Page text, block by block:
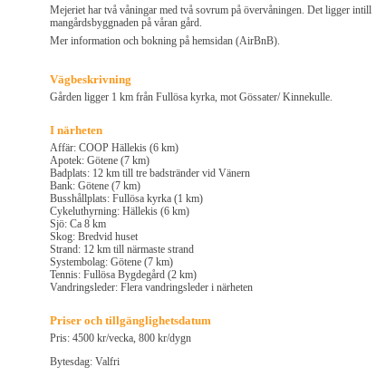
Mejeriet har två våningar med två sovrum på övervåningen. Det ligger intill
mangårdsbyggnaden på våran gård.
Mer information och bokning på hemsidan (AirBnB).
Vägbeskrivning
Gården ligger 1 km från Fullösa kyrka, mot Gössater/ Kinnekulle.
I närheten
Affär: COOP Hällekis (6 km)
Apotek: Götene (7 km)
Badplats: 12 km till tre badstränder vid Vänern
Bank: Götene (7 km)
Busshållplats: Fullösa kyrka (1 km)
Cykeluthyrning: Hällekis (6 km)
Sjö: Ca 8 km
Skog: Bredvid huset
Strand: 12 km till närmaste strand
Systembolag: Götene (7 km)
Tennis: Fullösa Bygdegård (2 km)
Vandringsleder: Flera vandringsleder i närheten
Priser och tillgänglighetsdatum
Pris: 4500 kr/vecka, 800 kr/dygn
Bytesdag: Valfri